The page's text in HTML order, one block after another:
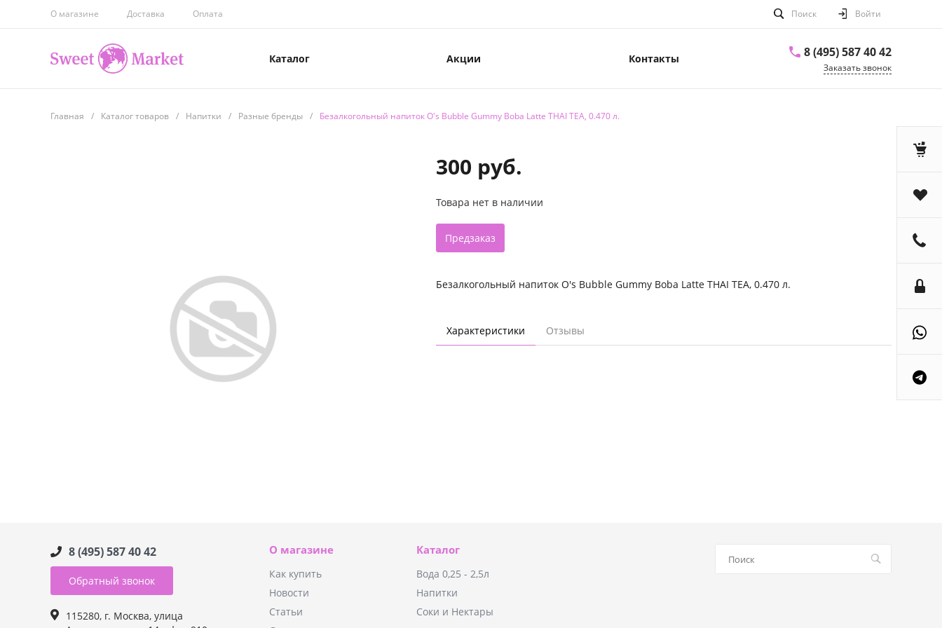
О магазине Доставка Оплата Поиск Войти
Каталог Акции Контакты 8 (495) 587 40 42
Заказать звонок
Главная / Каталог товаров / Напитки / Разные бренды / Безалкогольный напиток O's Bubble Gummy Boba Latte THAI TEA, 0.470 л.
300 руб.
Товара нет в наличии
Предзаказ
Безалкогольный напиток O's Bubble Gummy Boba Latte THAI TEA, 0.470 л.
Характеристики Отзывы
8 (495) 587 40 42
Обратный звонок
115280, г. Москва, улица
О магазине
Как купить
Новости
Статьи
Каталог
Вода 0,25 - 2,5л
Напитки
Соки и Нектары